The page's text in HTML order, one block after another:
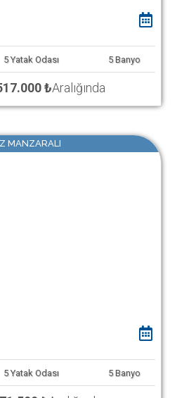
5 Yatak Odası 5 Banyo
₺Aralığında
MANZARALI
5 Yatak Odası 5 Banyo